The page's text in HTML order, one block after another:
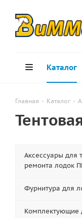
Каталог
Главная - Каталог -
Аксессуары для
ремонта лодок
Фурнитура для
Комплектующие